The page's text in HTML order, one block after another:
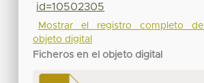
id=10502305
Mostrar el registro completo del
objeto digital
Ficheros en el objeto digital